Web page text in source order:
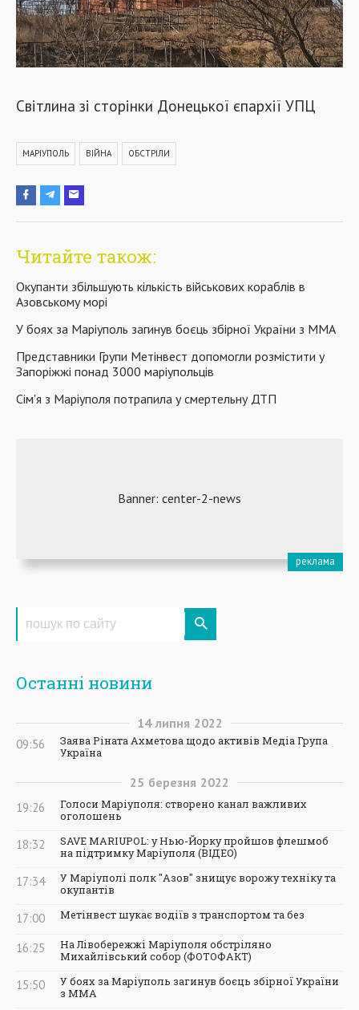
Світлина зі сторінки Донецької єпархії УПЦ
МАРІУПОЛЬ ВІЙНА ОБСТРІЛИ
Читайте також:
Окупанти збільшують кількість військових кораблів в
Азовському морі
У боях за Маріуполь загинув боєць збірної України з ММА
Представники Групи Метінвест допомогли розмістити у
Запоріжжі понад 3000 маріупольців
Сім'я з Маріуполя потрапила у смертельну ДТП
Останні новини
14 липня 2022
09:56
Заява Ріната Ахметова щодо активів Медіа Група
Україна
25 березня 2022
19:26
Голоси Маріуполя: створено канал важливих
оголошень
18:32
SAVE MARIUPOL: у Нью-Йорку пройшов флешмоб
на підтримку Маріуполя (ВІДЕО)
17:34
У Маріуполі полк "Азов" знищує ворожу техніку та
окупантів
17:00 Метінвест шукає водіїв з транспортом та без
16:25
На Лівобережжі Маріуполя обстріляно
Михайлівський собор (ФОТОФАКТ)
15:50
У боях за Маріуполь загинув боєць збірної України
з ММА